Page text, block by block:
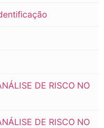
DE RISCO NO
DE RISCO NO